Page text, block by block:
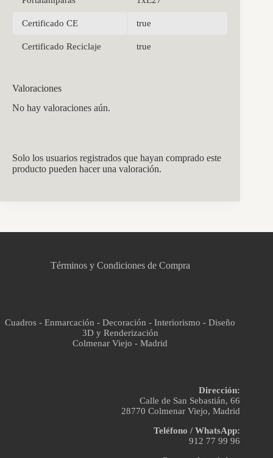
Certificado CE true
Certificado Reciclaje true
Valoraciones
No hay valoraciones aún.
Solo los usuarios registrados que hayan comprado este
producto pueden hacer una valoración.
Términos y Condiciones de Compra
Cuadros - Enmarcación - Decoración - Interiorismo - Diseño
3D y Renderización
Colmenar Viejo - Madrid
Dirección:
Calle de San Sebastián, 66
28770 Colmenar Viejo, Madrid
Teléfono / WhatsApp:
912 77 99 96
Asistente virtual · En línea